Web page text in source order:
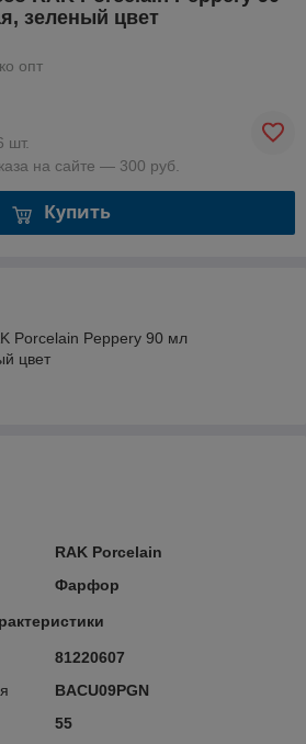
зеленый цвет
опт
шт.
на сайте — 300 руб.
Купить
Porcelain Peppery 90 мл
цвет
RAK Porcelain
Фарфор
81220607
BACU09PGN
55